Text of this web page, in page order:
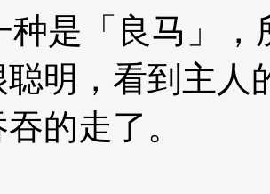
是「良马」，
明，看到主人
的走了。